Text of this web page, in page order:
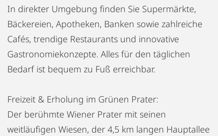
In direkter Umgebung finden Sie Supermärkte,
Bäckereien, Apotheken, Banken sowie zahlreiche
Cafés, trendige Restaurants und innovative
Gastronomiekonzepte. Alles für den täglichen
Bedarf ist bequem zu Fuß erreichbar.
Freizeit & Erholung im Grünen Prater:
Der berühmte Wiener Prater mit seinen
weitläufigen Wiesen, der 4,5 km langen Hauptallee